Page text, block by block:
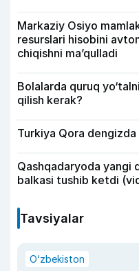
Markaziy Osiyo
resurslari hisobini
chiqishni ma’qulladi
Bolalarda quruq
qilish kerak?
Turkiya Qora
Qashqadaryoda yangi
balkasi tushib ketdi
Tavsiyalar
O‘zbekiston